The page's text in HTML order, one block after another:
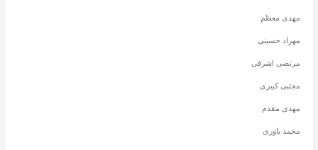
مهدی معظم
مهراد حسینی
مرتضی اشرفی
مجتبی کبیری
مهدی مقدم
محمد یاوری